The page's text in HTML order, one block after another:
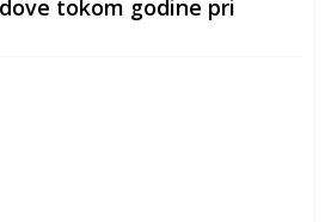
tokom godine pri